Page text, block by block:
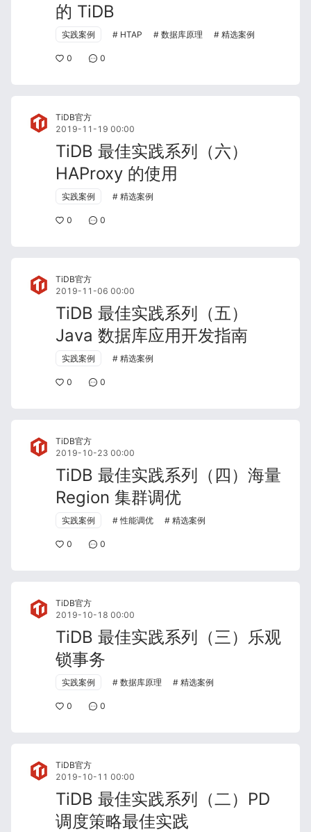
的 TiDB
实践案例 HTAP 数据库原理 精选案例
0 0
TiDB官方
2019-11-19 00:00
TiDB 最佳实践系列（六）
HAProxy 的使用
实践案例 精选案例
0 0
TiDB官方
2019-11-06 00:00
TiDB 最佳实践系列（五）
Java 数据库应用开发指南
实践案例 精选案例
0 0
TiDB官方
2019-10-23 00:00
TiDB 最佳实践系列（四）海量
Region 集群调优
实践案例 性能调优 精选案例
0 0
TiDB官方
2019-10-18 00:00
TiDB 最佳实践系列（三）乐观
锁事务
实践案例 数据库原理 精选案例
0 0
TiDB官方
2019-10-11 00:00
TiDB 最佳实践系列（二）PD
调度策略最佳实践